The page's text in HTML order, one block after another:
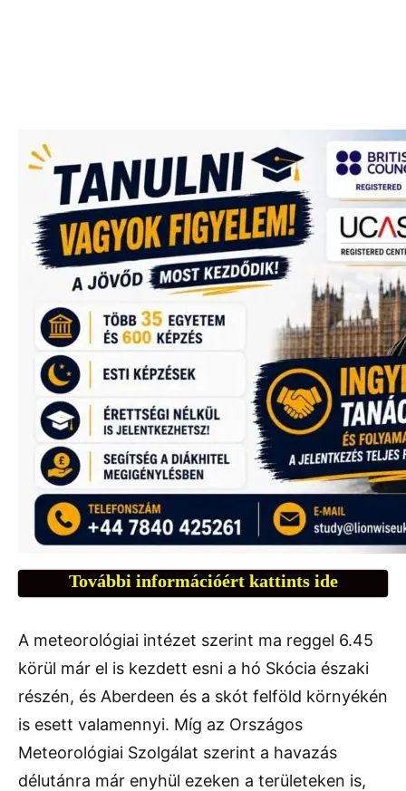
További információért kattints ide
A meteorológiai intézet szerint ma reggel 6.45
körül már el is kezdett esni a hó Skócia északi
részén, és Aberdeen és a skót felföld környékén
is esett valamennyi. Míg az Országos
Meteorológiai Szolgálat szerint a havazás
délutánra már enyhül ezeken a területeken is,